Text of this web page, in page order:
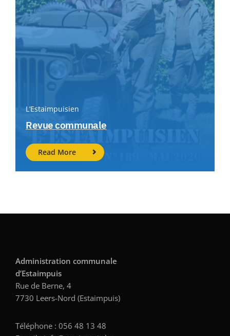
L’Estaimpuisien
Revue communale
Read More
Administration communale
d’Estaimpuis
Rue de Berne, 4
7730 Leers-Nord (Estaimpuis)
Téléphone : 056 48 13 48